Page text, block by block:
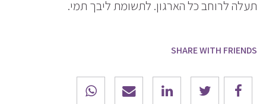
תעלה לרוחב כל הארגון. לתשומת ליבך תמי.
SHARE WITH FRIENDS